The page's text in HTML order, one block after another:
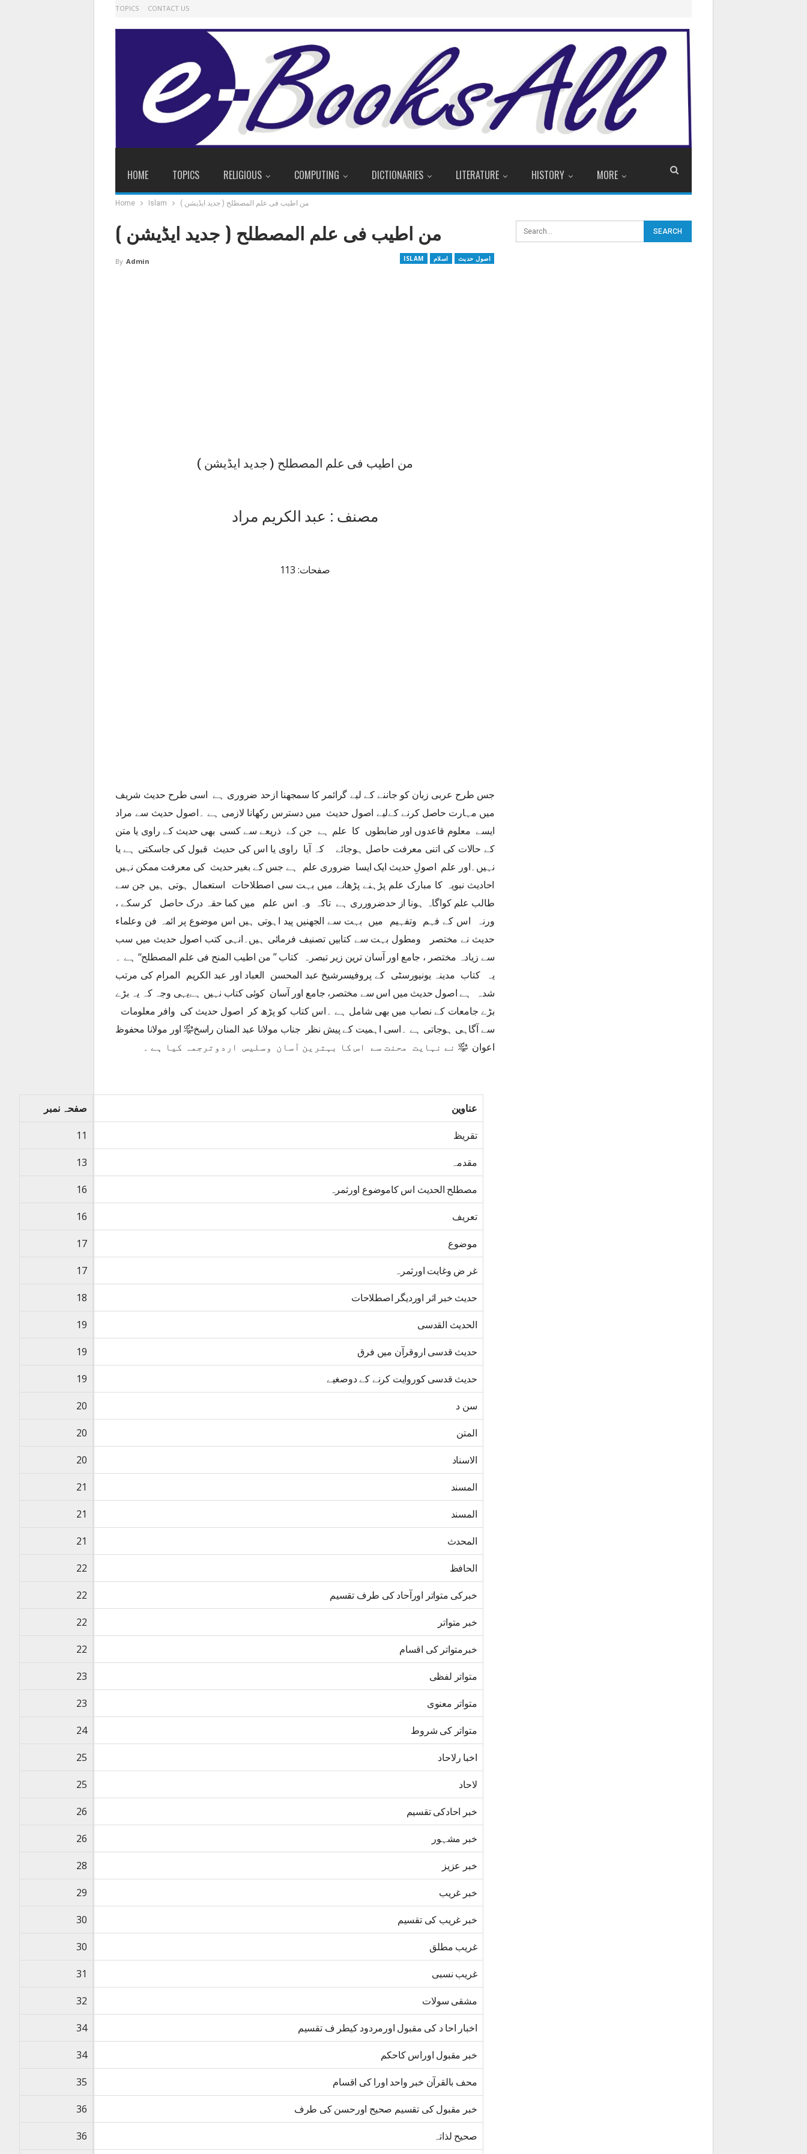
TOPICS CONTACT US
HOME TOPICS RELIGIOUS COMPUTING DICTIONARIES LITERATURE HISTORY MORE
Home Islam من اطیب فی علم المصطلح ( جدید ایڈیشن )
من اطیب فی علم المصطلح ( جدید ایڈیشن )
ISLAM اسلام اصول حدیث By Admin
من اطیب فی علم المصطلح ( جدید ایڈیشن )
مصنف : عبد الکریم مراد
صفحات: 113
جس طرح عربی زبان کو جاننے کے لیے گرائمر کا سمجھنا ازحد ضروری ہے اسی طرح حدیث شریف
میں مہارت حاصل کرنے کےلیے اصول حدیث میں دسترس رکھانا لازمی ہے ۔اصول حدیث سے مراد
ایسے معلوم قاعدوں اور ضابطوں کا علم ہے جن کے ذریعے سے کسی بھی حدیث کے راوی یا متن
کے حالات کی اتنی معرفت حاصل ہوجائے کہ آیا راوی یا اس کی حدیث قبول کی جاسکتی ہے یا
نہیں۔اور علم اصولِ حدیث ایک ایسا ضروری علم ہے جس کے بغیر حدیث کی معرفت ممکن نہیں
احادیث نبویہ کا مبارک علم پڑہنے پڑھانے میں بہت سی اصطلاحات استعمال ہوتی ہیں جن سے
طالب علم کواگاہ ہونا از حدضرورری ہے تاکہ وہ اس علم میں کما حقہ درک حاصل کر سکے ،
ورنہ اس کے فہم وتفہیم میں بہت سے الجھنیں پید اہوتی ہیں اس موضوع پر ائمہ فن وعلماء
حدیث نے مختصر ومطول بہت سے کتابیں تصنیف فرمائی ہیں۔انہی کتب اصول حدیث میں سب
سے زیادہ مختصر ، جامع اور آسان ترین زیر تبصرہ کتاب ’’ من اطیب المنح فی علم المصطلح‘‘ ہے ۔
یہ کتاب مدینہ یونیورسٹی کے پروفیسرشیخ عبد المحسن العباد اور عبد الکریم المرام کی مرتب
شدہ ہے اصول حدیث میں اس سے مختصر، جامع اور آسان کوئی کتاب نہیں ہےیہی وجہ کہ یہ بڑے
بڑے جامعات کے نصاب میں بھی شامل ہے ۔اس کتاب کو پڑھ کر اصول حدیث کی وافر معلومات
سے آگاہی ہوجاتی ہے ۔اسی اہمیت کے پیش نظر جناب مولانا عبد المنان راسخ﷾ اور مولانا محفوظ
اعوان ﷾ نے نہایت محنت سے اس کا بہترین آسان وسلیس اردوترجمہ کیا ہے ۔
عناوین صفحہ نمبر
تقریظ 11
مقدمہ 13
مصطلح الحدیث اس کاموضوع اورثمرہ 16
تعریف 16
موضوع 17
غر ض وغایت اورثمرہ 17
حدیث خبر اثر اوردیگر اصطلاحات 18
الحدیث القدسی 19
حدیث قدسی اروقرآن میں فرق 19
حدیث قدسی کوروایت کرنے کے دوصغیے 19
سن د 20
المتن 20
الاسناد 20
المسند 21
المسند 21
المحدث 21
الحافظ 22
خبرکی متواتر اورآحاد کی طرف تقسیم 22
خبر متواتر 22
خبرمتواتر کی اقسام 22
متواتر لفظی 23
متواتر معنوی 23
متواتر کی شروط 24
اخبا رلاحاد 25
لاحاد 25
خبر احادکی تقسیم 26
خبر مشہور 26
خبر عزیز 28
خبر غریب 29
خبر غریب کی تقسیم 30
غریب مطلق 30
غریب نسبی 31
مشقی سولات 32
اخبار احا د کی مقبول اورمردود کیطر ف تقسیم 34
خبر مقبول اوراس کاحکم 34
محف بالقرآن خبر واحد اورا کی اقسام 35
خبر مقبول کی تقسیم صحیح اورحسن کی طرف 36
صحیح لذاتہ 36